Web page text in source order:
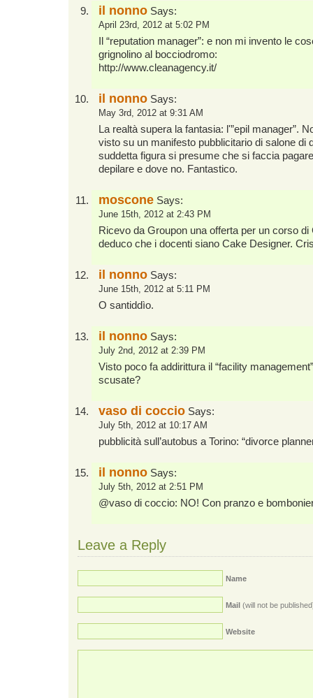
il nonno Says:
April 23rd, 2012 at 5:02 PM
Il “reputation manager”: e non mi invento le
grignolino al bocciodromo:
http://www.cleanagency.it/
il nonno Says:
May 3rd, 2012 at 9:31 AM
La realtà supera la fantasia: l'”epil manager”.
visto su un manifesto pubblicitario di salone di
suddetta figura si presume che si faccia
depilare e dove no. Fantastico.
moscone Says:
June 15th, 2012 at 2:43 PM
Ricevo da Groupon una offerta per un corso
deduco che i docenti siano Cake Designer.
il nonno Says:
June 15th, 2012 at 5:11 PM
O santiddìo.
il nonno Says:
July 2nd, 2012 at 2:39 PM
Visto poco fa addirittura il “facility
scusate?
vaso di coccio Says:
July 5th, 2012 at 10:17 AM
pubblicità sull’autobus a Torino: “divorce
il nonno Says:
July 5th, 2012 at 2:51 PM
@vaso di coccio: NO! Con pranzo e
Leave a Reply
Name
Mail (will not be
Website